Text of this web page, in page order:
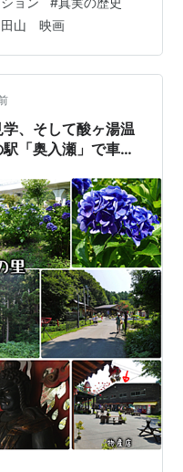
田山 映画
、そして酸ヶ湯温
「奥入瀬」で車中